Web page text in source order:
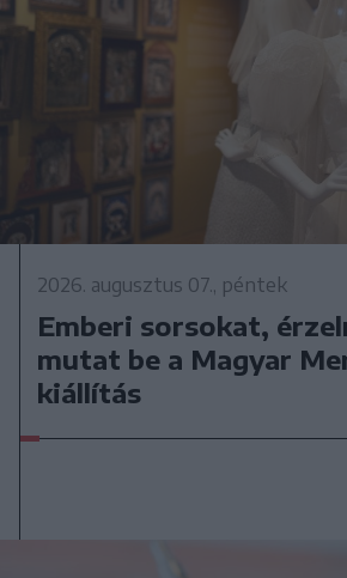
2026. augusztus 07., péntek
Emberi sorsokat,
mutat be a Magyar
kiállítás